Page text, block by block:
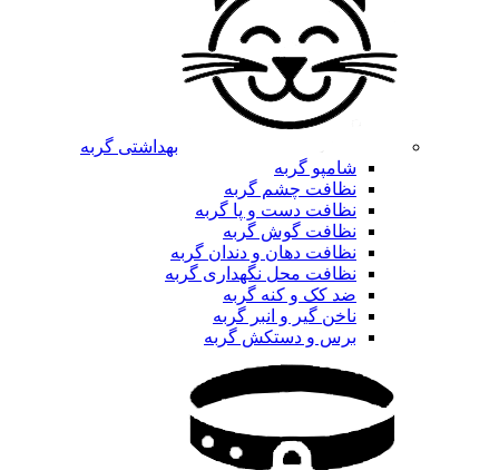
بهداشتی گربه
شامپو گربه
نظافت چشم گربه
نظافت دست و پا گربه
نظافت گوش گربه
نظافت دهان و دندان گربه
نظافت محل نگهداری گربه
ضد کک و کنه گربه
ناخن گیر و انبر گربه
برس و دستکش گربه